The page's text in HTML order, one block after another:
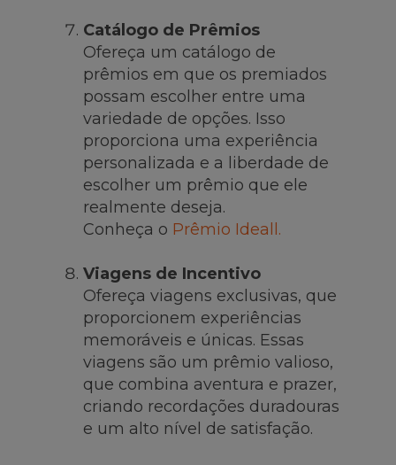
Catálogo de Prêmios
Ofereça um catálogo de
prêmios em que os premiados
possam escolher entre uma
variedade de opções. Isso
proporciona uma experiência
personalizada e a liberdade de
escolher um prêmio que ele
realmente deseja.
Conheça o Prêmio Ideall.
Viagens de Incentivo
Ofereça viagens exclusivas, que
proporcionem experiências
memoráveis e únicas. Essas
viagens são um prêmio valioso,
que combina aventura e prazer,
criando recordações duradouras
e um alto nível de satisfação.